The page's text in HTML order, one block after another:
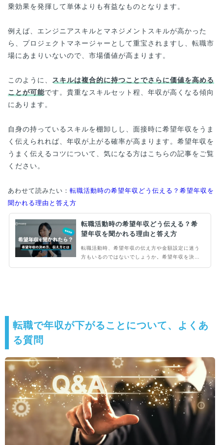
乗効果を発揮して単体よりも有益なものとなります。
例えば、エンジニアスキルとマネジメントスキルが高かった
ら、プロジェクトマネージャーとして重宝されますし、転職市
場にあまりいないので、市場価値が高まります。
このように、 スキルは複合的に持つことでさらに価値を高める
ことが可能です。貴重なスキルセット程、年収が高くなる傾向
にあります。
自身の持っているスキルを棚卸しし、面接時に希望年収をうま
く伝えられれば、年収が上がる確率が高まります。希望年収を
うまく伝えるコツについて、気になる方はこちらの記事をご覧
ください。
あわせて読みたい： 転職活動時の希望年収どう伝える？希望年収を
聞かれる理由と答え方
転職活動時の希望年収どう伝える？希
望年収を聞かれる理由と答え方
転職活動時、希望年収の伝え方や金額設定に迷う
方もいるのではないでしょうか。希望年収を決め
転職で年収が下がることについて、よくあ
る質問